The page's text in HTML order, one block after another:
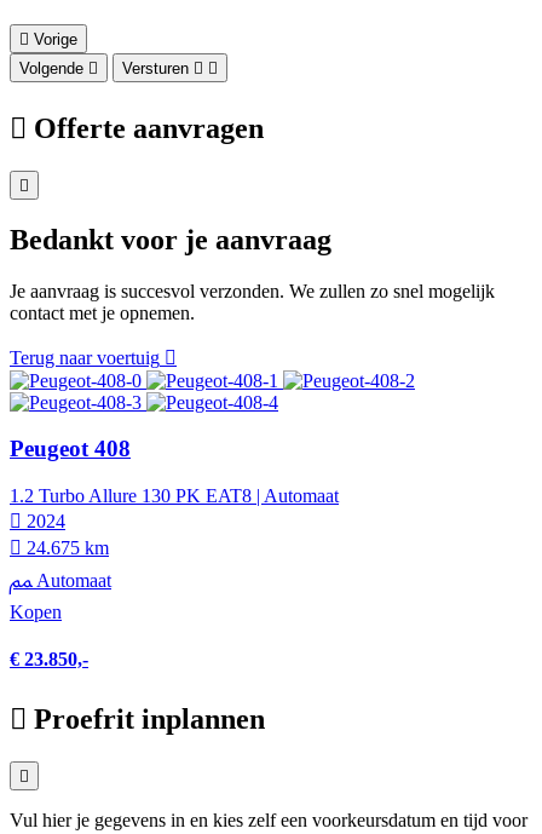
Vorige
Volgende
Versturen
Offerte aanvragen
Bedankt voor je aanvraag
Je aanvraag is succesvol verzonden. We zullen zo snel mogelijk
contact met je opnemen.
Terug naar voertuig
Peugeot 408
1.2 Turbo Allure 130 PK EAT8 | Automaat
2024
24.675 km
Automaat
Kopen
€ 23.850,-
Proefrit inplannen
Vul hier je gegevens in en kies zelf een voorkeursdatum en tijd voor